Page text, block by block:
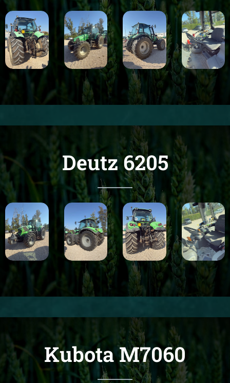
Deutz 6205
Kubota M7060